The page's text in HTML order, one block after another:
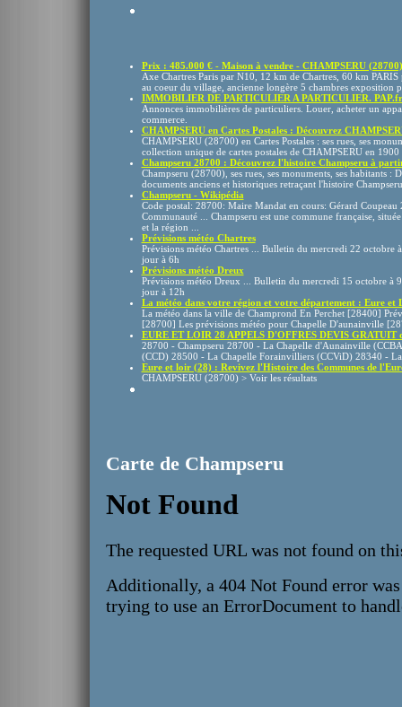
Prix : 485.000 € - Maison à vendre - CHAMPSERU (28700)
Axe Chartres Paris par N10, 12 km de Chartres, 60 km
au coeur du village, ancienne longère 5 chambres exposition
IMMOBILIER DE PARTICULIER A PARTICULIER. PAP.fr
Annonces immobilières de particuliers. Louer, acheter un
commerce.
CHAMPSERU en Cartes Postales : Découvrez
CHAMPSERU (28700) en Cartes Postales : ses rues, ses
collection unique de cartes postales de CHAMPSERU en
Champseru 28700 : Découvrez l'histoire Champseru à
Champseru (28700), ses rues, ses monuments, ses habitants :
documents anciens et historiques retraçant l'histoire
Champseru - Wikipédia
Code postal: 28700: Maire Mandat en cours: Gérard
Communauté ... Champseru est une commune française,
et la région ...
Prévisions météo Chartres
Prévisions météo Chartres ... Bulletin du mercredi 22 octobre
jour à 6h
Prévisions météo Dreux
Prévisions météo Dreux ... Bulletin du mercredi 15 octobre à
jour à 12h
La météo dans votre région et votre département : Eure et
La météo dans la ville de Champrond En Perchet [28400]
[28700] Les prévisions météo pour Chapelle D'aunainville
EURE ET LOIR 28 APPELS D'OFFRES DEVIS GRATUIT
28700 - Champseru 28700 - La Chapelle d'Aunainville
(CCD) 28500 - La Chapelle Forainvilliers (CCViD) 28340 -
Eure et loir (28) : Revivez l'Histoire des Communes de
CHAMPSERU (28700) > Voir les résultats
Carte de Champseru